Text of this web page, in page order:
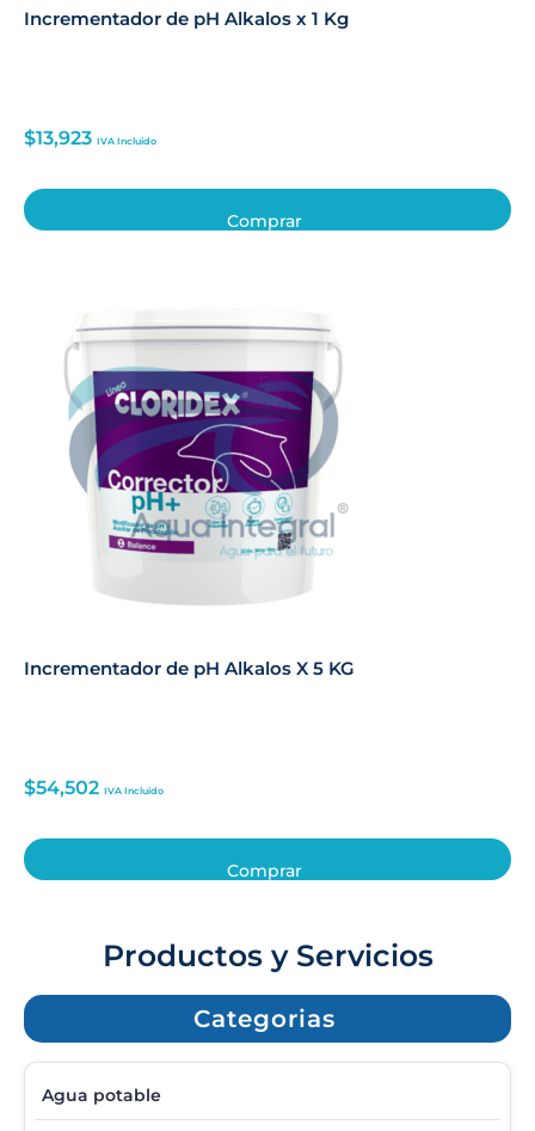
Incrementador de pH Alkalos x 1 Kg
$13,923 IVA Incluido
Comprar
Incrementador de pH Alkalos X 5 KG
$54,502 IVA Incluido
Comprar
Productos y Servicios
Categorias
Agua potable